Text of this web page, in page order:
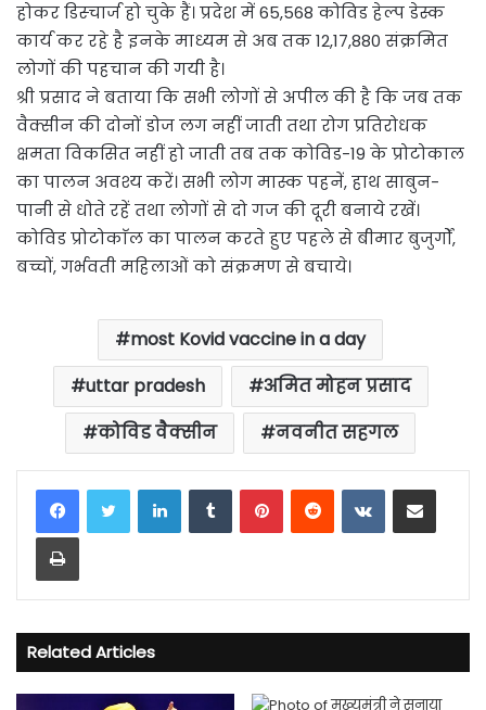
होकर डिस्चार्ज हो चुके हैं। प्रदेश में 65,568 कोविड हेल्प डेस्क
कार्य कर रहे है इनके माध्यम से अब तक 12,17,880 संक्रमित
लोगों की पहचान की गयी है।
श्री प्रसाद ने बताया कि सभी लोगों से अपील की है कि जब तक
वैक्सीन की दोनों डोज लग नहीं जाती तथा रोग प्रतिरोधक
क्षमता विकसित नहीं हो जाती तब तक कोविड-19 के प्रोटोकाल
का पालन अवश्य करें। सभी लोग मास्क पहनें, हाथ साबुन-
पानी से धोते रहें तथा लोगों से दो गज की दूरी बनाये रखें।
कोविड प्रोटोकाॅल का पालन करते हुए पहले से बीमार बुजुर्गों,
बच्चों, गर्भवती महिलाओं को संक्रमण से बचाये।
most Kovid vaccine in a day
uttar pradesh
अमित मोहन प्रसाद
कोविड वैक्सीन
नवनीत सहगल
LinkedInTumblrPinterestReddit VKontakteShare via Email
Print
Related Articles